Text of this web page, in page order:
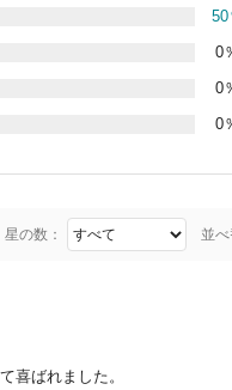
50
0
0
0
星の数： 並
喜ばれました。